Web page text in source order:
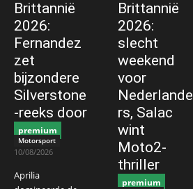
Brittannië
2026:
Fernandez
zet
bijzondere
Silverstone
-reeks door
premium
Motorsport
10/08/2026
Aprilia
Brittannië
2026:
slecht
weekend
voor
Nederlande
rs, Salac
wint
Moto2-
thriller
premium